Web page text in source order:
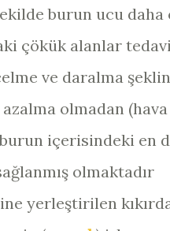
burun ucu
çökük alanlar
ve daralma
olmadan (hava
içerisindeki en
olmaktadır
yerleştirilen